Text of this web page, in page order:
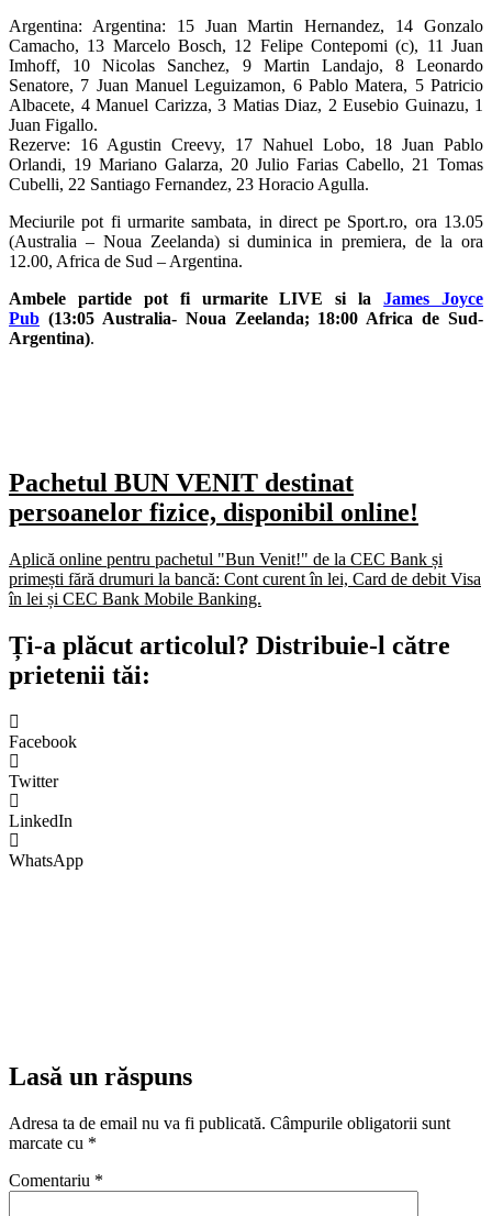
Argentina: Argentina: 15 Juan Martin Hernandez, 14 Gonzalo
Camacho, 13 Marcelo Bosch, 12 Felipe Contepomi (c), 11 Juan
Imhoff, 10 Nicolas Sanchez, 9 Martin Landajo, 8 Leonardo
Senatore, 7 Juan Manuel Leguizamon, 6 Pablo Matera, 5 Patricio
Albacete, 4 Manuel Carizza, 3 Matias Diaz, 2 Eusebio Guinazu, 1
Juan Figallo.
Rezerve: 16 Agustin Creevy, 17 Nahuel Lobo, 18 Juan Pablo
Orlandi, 19 Mariano Galarza, 20 Julio Farias Cabello, 21 Tomas
Cubelli, 22 Santiago Fernandez, 23 Horacio Agulla.
Meciurile pot fi urmarite sambata, in direct pe Sport.ro, ora 13.05
(Australia – Noua Zeelanda) si duminica in premiera, de la ora
12.00, Africa de Sud – Argentina.
Ambele partide pot fi urmarite LIVE si laJames Joyce
Pub (13:05 Australia- Noua Zeelanda; 18:00 Africa de Sud-
Argentina).
Pachetul BUN VENIT destinat
persoanelor fizice, disponibil online!
Aplică online pentru pachetul "Bun Venit!" de la CEC Bank și
primești fără drumuri la bancă: Cont curent în lei, Card de debit Visa
în lei și CEC Bank Mobile Banking.​
Ți-a plăcut articolul? Distribuie-l către
prietenii tăi:
Facebook
Twitter
LinkedIn
WhatsApp
Lasă un răspuns
Adresa ta de email nu va fi publicată. Câmpurile obligatorii sunt
marcate cu *
Comentariu *